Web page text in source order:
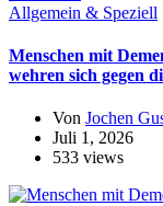
Allgemein & Speziell
Menschen mit
wehren sich gegen
Von Jochen
Juli 1, 2026
533 views